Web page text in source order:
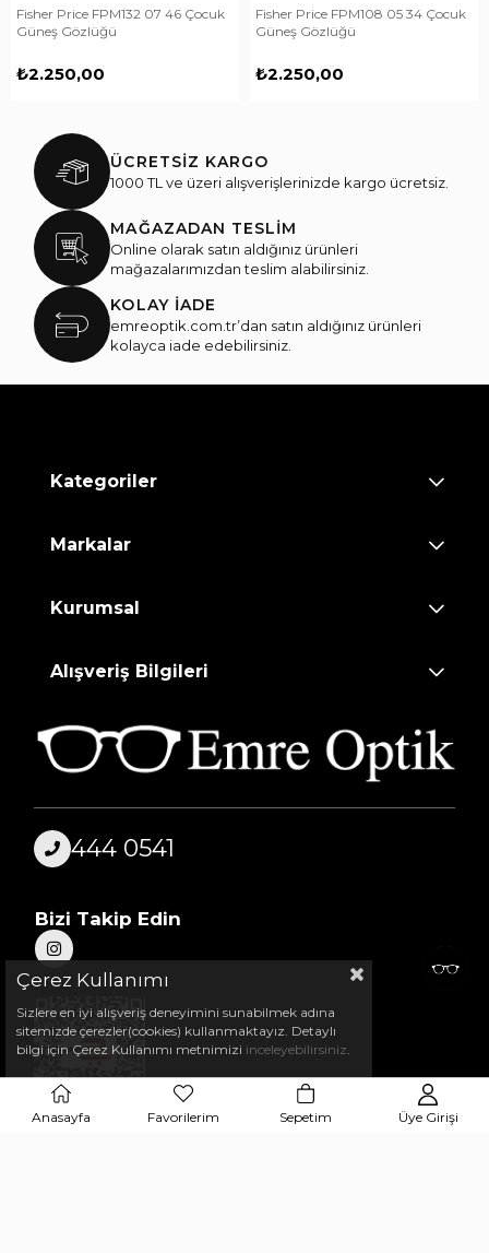
Fisher Price FPM132 07 46 Çocuk
Güneş Gözlüğü
₺2.250,00
Fisher Price FPM108 05 34 Çocuk
Güneş Gözlüğü
₺2.250,00
ÜCRETSİZ KARGO
1000 TL ve üzeri alışverişlerinizde kargo ücretsiz.
MAĞAZADAN TESLİM
Online olarak satın aldığınız ürünleri
mağazalarımızdan teslim alabilirsiniz.
KOLAY İADE
emreoptik.com.tr’dan satın aldığınız ürünleri
kolayca iade edebilirsiniz.
Kategoriler
Markalar
Kurumsal
Alışveriş Bilgileri
444 0541
Bizi Takip Edin
Çerez Kullanımı
Sizlere en iyi alışveriş deneyimini sunabilmek adına
sitemizde çerezler(cookies) kullanmaktayız. Detaylı
bilgi için Çerez Kullanımı metnimizi inceleyebilirsiniz.
Anasayfa Favorilerim Sepetim Üye Girişi